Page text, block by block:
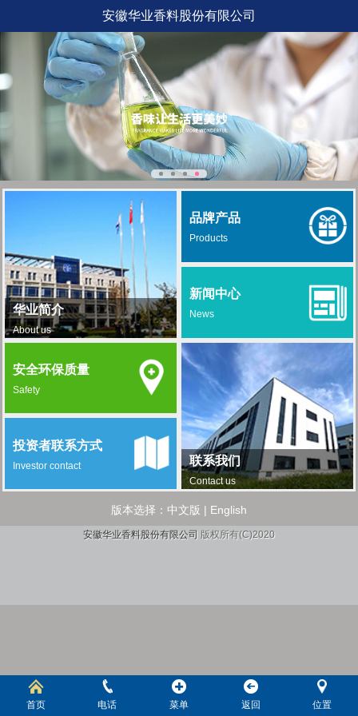
安徽华业香料股份有限公司
华业简介
About us
品牌产品
Products
新闻中心
News
联系我们
Contact us
安全环保质量
Safety
投资者联系方式
Investor contact
版本选择： 中文版 | English
安徽华业香料股份有限公司 版权所有(C)2020
首页 电话 菜单 返回 位置